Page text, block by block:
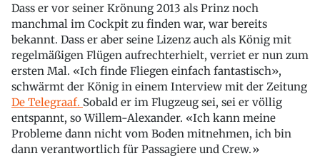
Dass er vor seiner Krönung 2013 als Prinz noch
manchmal im Cockpit zu finden war, war bereits
bekannt. Dass er aber seine Lizenz auch als König mit
regelmäßigen Flügen aufrechterhielt, verriet er nun zum
ersten Mal. «Ich finde Fliegen einfach fantastisch»,
schwärmt der König in einem Interview mit der Zeitung
De Telegraaf. Sobald er im Flugzeug sei, sei er völlig
entspannt, so Willem-Alexander. «Ich kann meine
Probleme dann nicht vom Boden mitnehmen, ich bin
dann verantwortlich für Passagiere und Crew.»